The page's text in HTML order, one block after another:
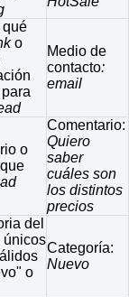
qué
o
Medio de
contacto:
email
o
Comentario:
Quiero
saber
cuáles son
los distintos
precios
del
únicos
o
Categoría:
Nuevo